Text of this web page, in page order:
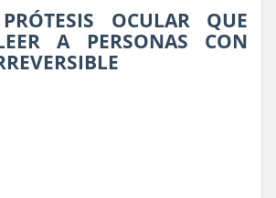
OCULAR QUE
A PERSONAS CON